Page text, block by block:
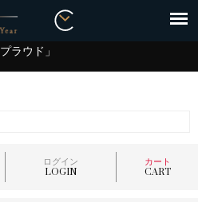
ラウド」
ログイン
LOGIN
カート
CART